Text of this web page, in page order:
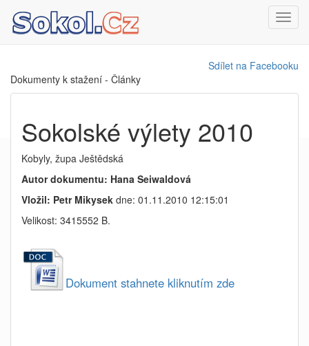
Sdílet na Facebooku
Dokumenty k stažení - Články
Sokolské výlety 2010
Kobyly, župa Ještědská
Autor dokumentu: Hana Seiwaldová
Vložil: Petr Mikysek dne: 01.11.2010 12:15:01
Velikost: 3415552 B.
Dokument stahnete kliknutím zde